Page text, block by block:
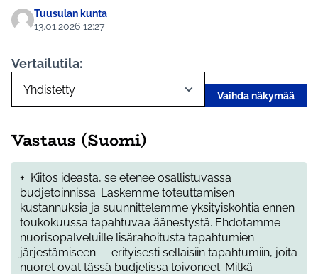
Tuusulan kunta
13.01.2026 12:27
Vertailutila:
Vaihda näkymää
Vastaus (Suomi)
+ Kiitos ideasta, se etenee osallistuvassa
budjetoinnissa. Laskemme toteuttamisen
kustannuksia ja suunnittelemme yksityiskohtia ennen
toukokuussa tapahtuvaa äänestystä. Ehdotamme
nuorisopalveluille lisärahoitusta tapahtumien
järjestämiseen — erityisesti sellaisiin tapahtumiin, joita
nuoret ovat tässä budjetissa toivoneet. Mitkä